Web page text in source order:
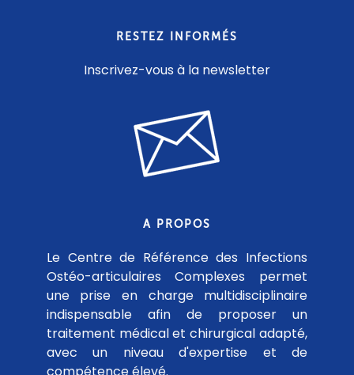
RESTEZ INFORMÉS
Inscrivez-vous à la newsletter
A PROPOS
Le Centre de Référence des Infections
Ostéo-articulaires Complexes permet
une prise en charge multidisciplinaire
indispensable afin de proposer un
traitement médical et chirurgical adapté,
avec un niveau d'expertise et de